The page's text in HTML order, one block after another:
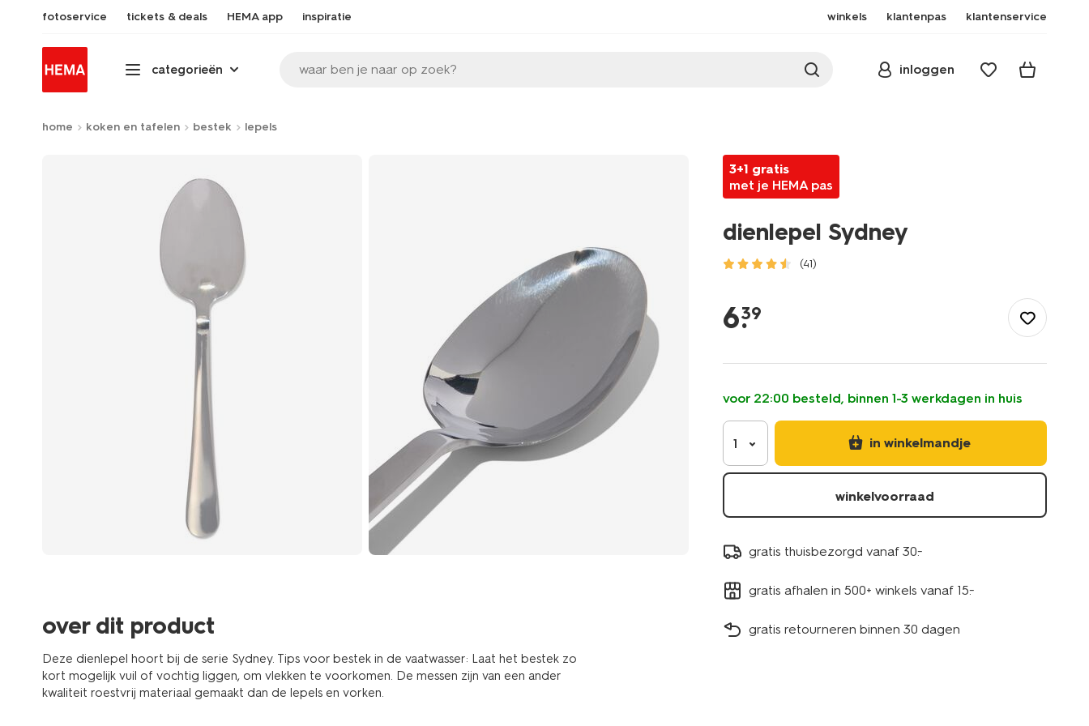
fotoservice tickets & deals HEMA app inspiratie winkels klantenpas klantenservice
categorieën waar ben je naar op zoek? inloggen
home koken en tafelen bestek lepels
over dit product
Deze dienlepel hoort bij de serie Sydney. Tips voor bestek in de vaatwasser: Laat het bestek zo
kort mogelijk vuil of vochtig liggen, om vlekken te voorkomen. De messen zijn van een ander
kwaliteit roestvrij materiaal gemaakt dan de lepels en vorken.
3+1 gratis
met je HEMA pas
dienlepel Sydney
(41)
sydney-
6.
39
voor 22:00 besteld, binnen 1-3 werkdagen in huis
1 in winkelmandje
winkelvoorraad
gratis thuisbezorgd vanaf 30.-
gratis afhalen in 500+ winkels vanaf 15.-
gratis retourneren binnen 30 dagen